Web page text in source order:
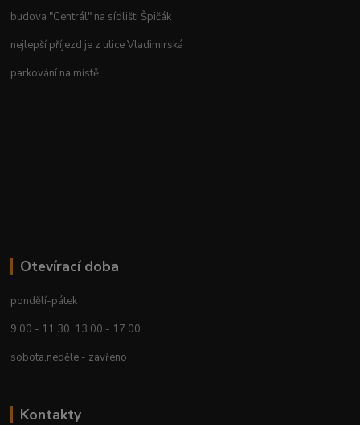
budova "Centrál" na sídlišti Špičák
nejlepší příjezd je z ulice Vladimirská
parkování na místě
Otevírací doba
pondělí-pátek
9.00 - 11.30 13.00 - 17.00
sobota,neděle - zavřeno
Kontakty